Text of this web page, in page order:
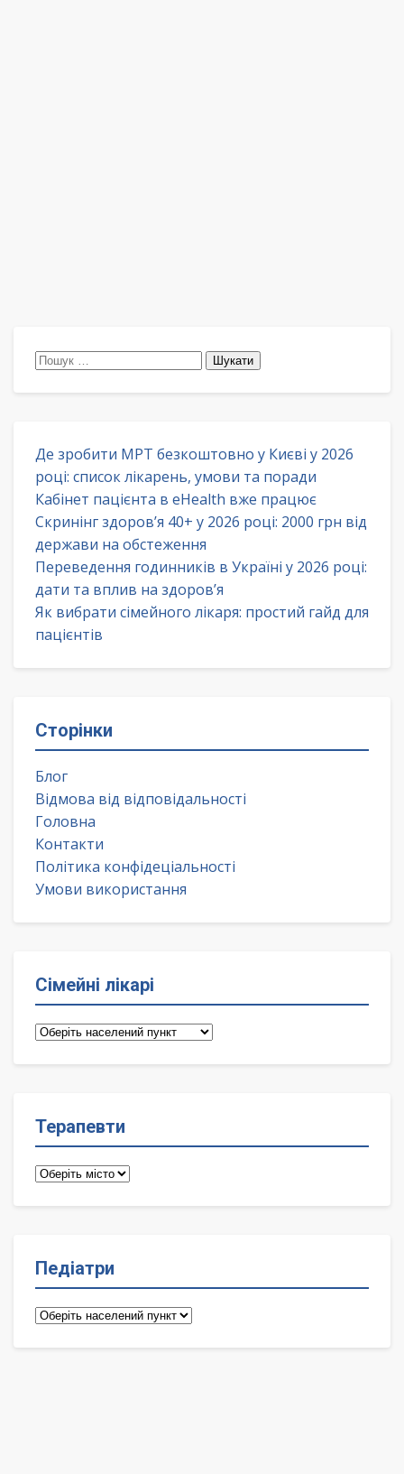
Пошук:
Де зробити МРТ безкоштовно у Києві у 2026
році: список лікарень, умови та поради
Кабінет пацієнта в eHealth вже працює
Скринінг здоров’я 40+ у 2026 році: 2000 грн від
держави на обстеження
Переведення годинників в Україні у 2026 році:
дати та вплив на здоров’я
Як вибрати сімейного лікаря: простий гайд для
пацієнтів
Сторінки
Блог
Відмова від відповідальності
Головна
Контакти
Політика конфідеціальності
Умови використання
Сімейні лікарі
Сімейні
Терапевти
Терапевти
Педіатри
Педіатри